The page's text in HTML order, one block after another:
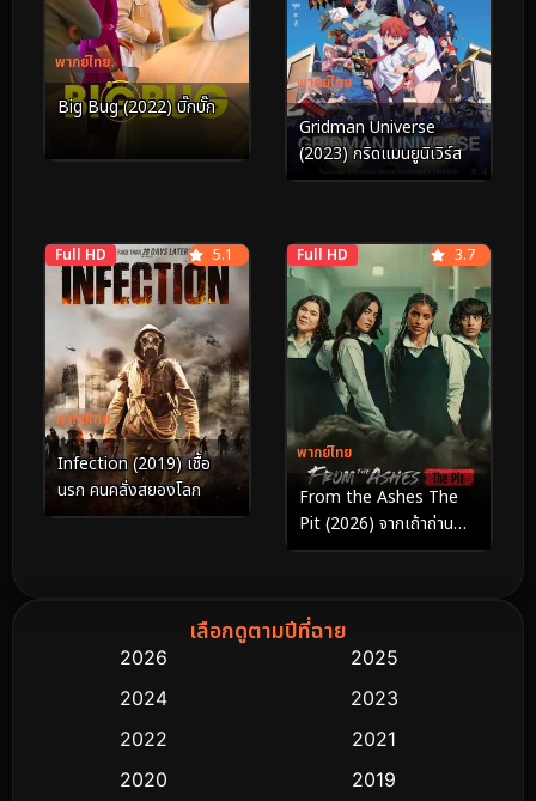
พากย์ไทย
Big Bug (2022) บิ๊กบั๊ก
พากย์ไทย
Gridman Universe
(2023) กริดแมนยูนิเวิร์ส
Full HD
พากย์ไทย
5.1
Infection (2019) เชื้อ
นรก คนคลั่งสยองโลก
Full HD
พากย์ไทย
3.7
From the Ashes The
Pit (2026) จากเถ้าถ่าน
นรกใต้ดิน
เลือกดูตามปีที่ฉาย
2026
2025
2024
2023
2022
2021
2020
2019